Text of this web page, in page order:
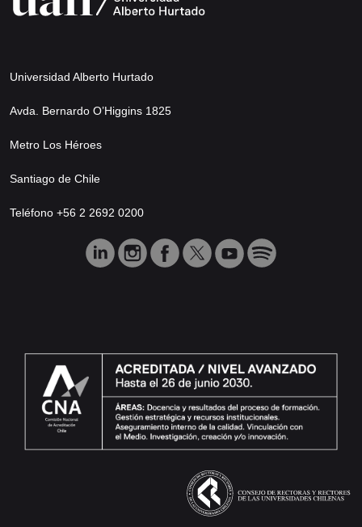
Universidad Alberto Hurtado
Avda. Bernardo O’Higgins 1825
Metro Los Héroes
Santiago de Chile
Teléfono +56 2 2692 0200